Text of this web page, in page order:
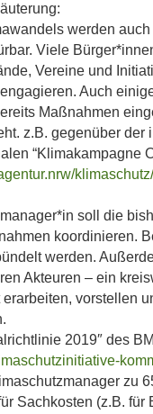
werden
Viele
Vereine und
Auch
Maßnahmen
z.B. gegenüber der
“Klimakampagne
soll die
koordinieren.
werden.
Akteuren – ein
vorstellen
2019″ des
zu
Sachkosten (z.B.